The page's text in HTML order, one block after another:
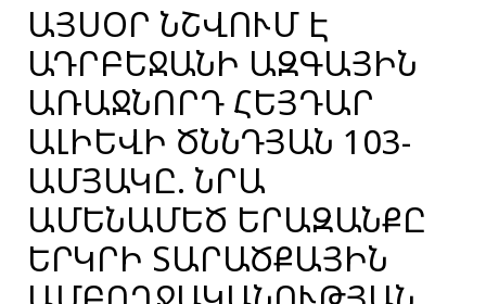
ԱՅՍՕՐ ՆՇՎՈՒՄ Է
ԱԴՐԲԵՋԱՆԻ ԱԶԳԱՅԻՆ
ԱՌԱՋՆՈՐԴ ՀԵՅԴԱՐ
ԱԼԻԵՎԻ ԾՆՆԴՅԱՆ 103-
ԱՄՅԱԿԸ. ՆՐԱ
ԱՄԵՆԱՄԵԾ ԵՐԱԶԱՆՔԸ
ԵՐԿՐԻ ՏԱՐԱԾՔԱՅԻՆ